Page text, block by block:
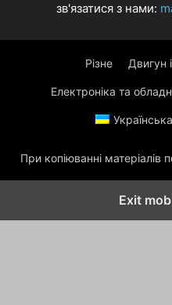
зв'язатися з нами:
Різне Двигун
Електроніка та
Українська
При копіюванні матеріалів
Exit